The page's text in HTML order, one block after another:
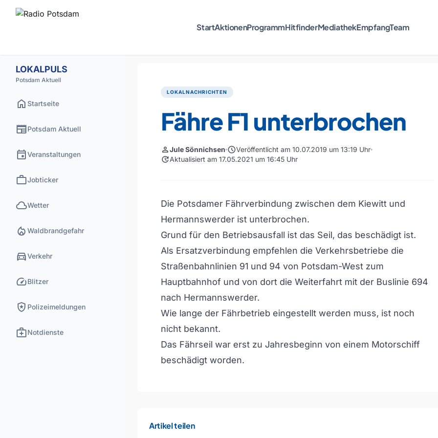
StartAktionenProgrammHitfinderMediathekEmpfangTeam
LOKALPULS
Potsdam Aktuell
home Startseite
newspaperPotsdam Aktuell
eventVeranstaltungen
workJobticker
cloudWetter
local_fire_department Waldbrandgefahr
directions_carVerkehr
speedBlitzer
local_police Polizeimeldungen
medical_servicesNotdienste
LOKALNACHRICHTEN
Fähre F1 unterbrochen
personJule Sönnichsen scheduleVeröffentlicht am 10.07.2019 um 13:19 Uhr
updateAktualisiert am 17.05.2021 um 16:45 Uhr
Die Potsdamer Fährverbindung zwischen dem Kiewitt und
Hermannswerder ist unterbrochen.
Grund für den Betriebsausfall ist das Seil, das beschädigt ist.
Als Ersatzverbindung empfehlen die Verkehrsbetriebe die
Straßenbahnlinien 91 und 94 von Potsdam-West zum
Hauptbahnhof und von dort die Weiterfahrt mit der Buslinie 694
nach Hermannswerder.
Wie lange der Fährbetrieb eingestellt werden muss, ist noch
nicht bekannt.
Das Fährseil war erst zu Jahresbeginn von einem Motorschiff
beschädigt worden.
Artikel teilen